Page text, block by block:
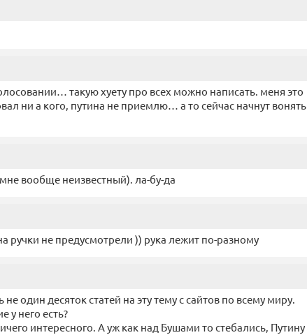
такую хуету про всех можно написать. меня это
ни а кого, путина не приемлю… а то сейчас начнут вонять
вообще неизвестный). ла-бу-да
ручки не предусмотрели )) рука лежит по-разному
не один десяток статей на эту тему с сайтов по всему миру.
у него есть?
интересного. А уж как над Бушами то стебались, Путину